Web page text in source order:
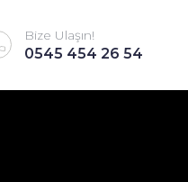
Bize Ulaşın!
0545 454 26 54